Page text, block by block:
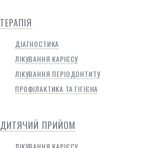
ТЕРАПІЯ
ДІАГНОСТИКА
ЛІКУВАННЯ КАРІЄСУ
ЛІКУВАННЯ ПЕРІОДОНТИТУ
ПРОФІЛАКТИКА ТА ГІГІЄНА
ДИТЯЧИЙ ПРИЙОМ